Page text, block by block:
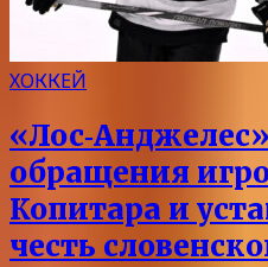
ХОККЕЙ
обращения
Копитара и
честь